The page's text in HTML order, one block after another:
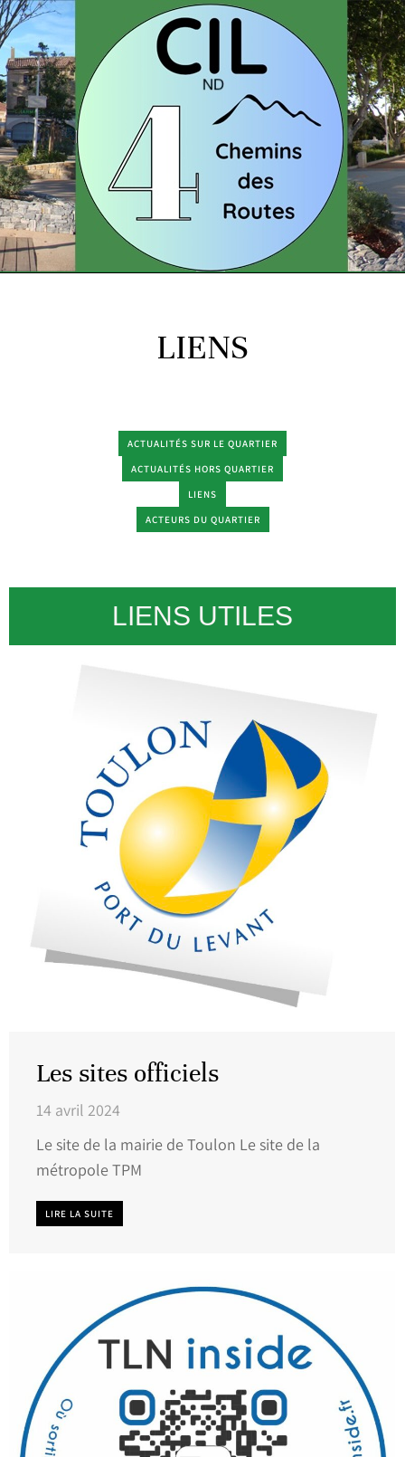
LIENS
ACTUALITÉS SUR LE QUARTIER
ACTUALITÉS HORS QUARTIER
LIENS
ACTEURS DU QUARTIER
LIENS UTILES
Les sites officiels
14 avril 2024
Le site de la mairie de Toulon Le site de la
métropole TPM
LIRE LA SUITE